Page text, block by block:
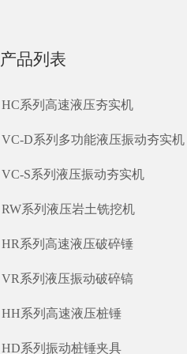
产品列表
HC系列高速液压夯实机
VC-D系列多功能液压振动夯实机
VC-S系列液压振动夯实机
RW系列液压岩土铣挖机
HR系列高速液压破碎锤
VR系列液压振动破碎镐
HH系列高速液压桩锤
HD系列振动桩锤夹具